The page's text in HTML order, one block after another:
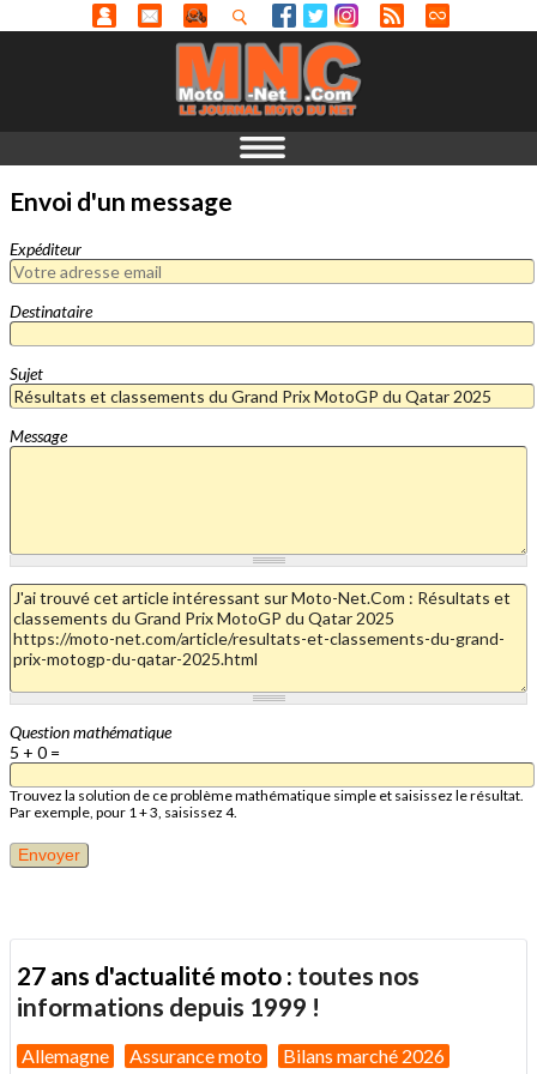
Envoi d'un message
Expéditeur
Destinataire
Sujet
Message
Question mathématique
5 + 0 =
Trouvez la solution de ce problème mathématique simple et saisissez le résultat.
Par exemple, pour 1 + 3, saisissez 4.
27 ans d'actualité moto : toutes nos
informations depuis 1999 !
Allemagne Assurance moto Bilans marché 2026